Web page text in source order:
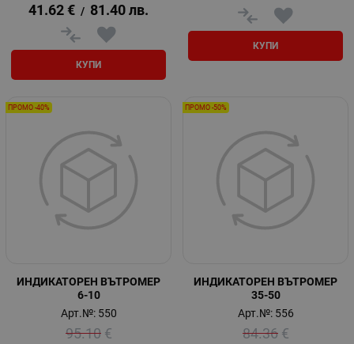
41.62 € / 81.40 лв.
КУПИ
КУПИ
ИНДИКАТОРЕН ВЪТРОМЕР
6-10
Арт.№: 550
95.10 €
ПРОМО -40%
ИНДИКАТОРЕН ВЪТРОМЕР
35-50
Арт.№: 556
84.36 €
ПРОМО -50%